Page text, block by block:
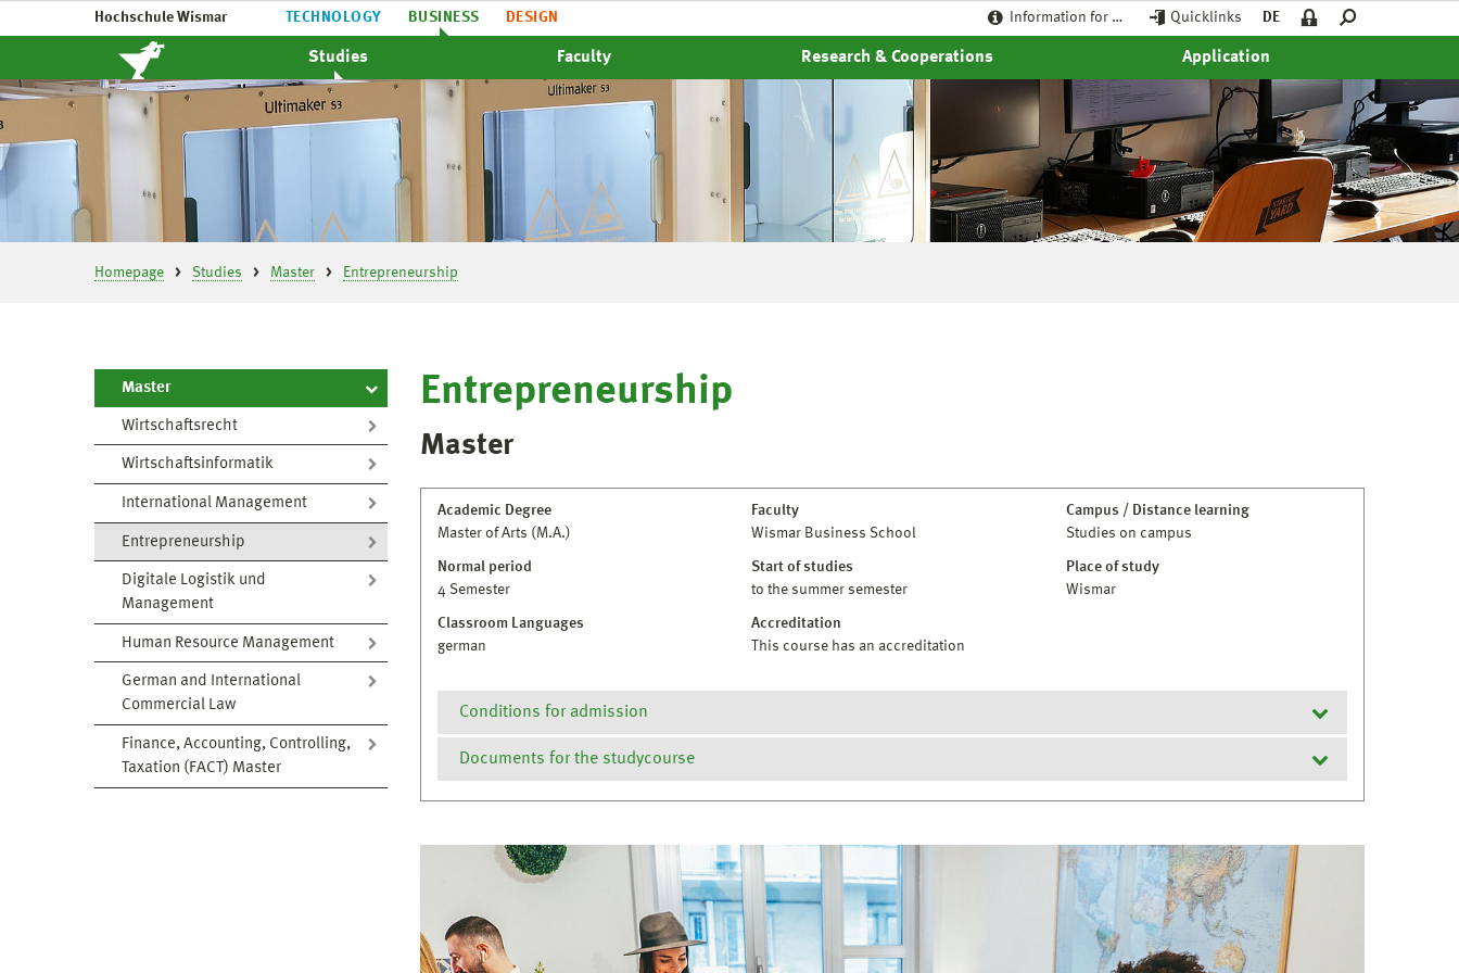
Hochschule Wismar TECHNOLOGY BUSINESS DESIGN Information for … Quicklinks DE
Studies Faculty Research & Cooperations Application
Homepage Studies Master Entrepreneurship
Master
Wirtschaftsrecht
Wirtschaftsinformatik
International Management
Entrepreneurship
Digitale Logistik und
Management
Human Resource Management
German and International
Commercial Law
Finance, Accounting, Controlling,
Taxation (FACT) Master
Entrepreneurship
Master
Academic Degree
Master of Arts (M.A.)
Faculty
Wismar Business School
Campus / Distance learning
Studies on campus
Normal period
4 Semester
Start of studies
to the summer semester
Place of study
Wismar
Classroom Languages
german
Accreditation
This course has an accreditation
Conditions for admission
mindestens 180 ECTS-Leistungspunkten und einer Gesamtnote von 2,5 oder besser sowie Nachweis einer
Details zur Zulassung finden Sie in den entsprechenden Ordnungen.
Documents for the studycourse
Zulassungsordnung
Modulhandbuch